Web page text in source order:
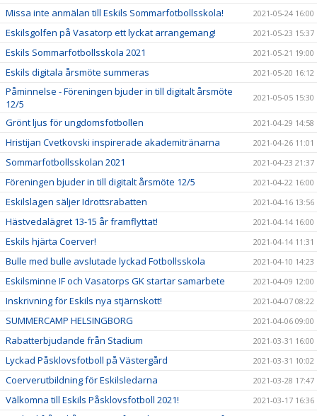
Missa inte anmälan till Eskils Sommarfotbollsskola! 2021-05-24 16:00
Eskilsgolfen på Vasatorp ett lyckat arrangemang! 2021-05-23 15:37
Eskils Sommarfotbollsskola 2021 2021-05-21 19:00
Eskils digitala årsmöte summeras 2021-05-20 16:12
Påminnelse - Föreningen bjuder in till digitalt årsmöte
12/5
2021-05-05 15:30
Grönt ljus för ungdomsfotbollen 2021-04-29 14:58
Hristijan Cvetkovski inspirerade akademitränarna 2021-04-26 11:01
Sommarfotbollsskolan 2021 2021-04-23 21:37
Föreningen bjuder in till digitalt årsmöte 12/5 2021-04-22 16:00
Eskilslagen säljer Idrottsrabatten 2021-04-16 13:56
Hästvedalägret 13-15 år framflyttat! 2021-04-14 16:00
Eskils hjärta Coerver! 2021-04-14 11:31
Bulle med bulle avslutade lyckad Fotbollsskola 2021-04-10 14:23
Eskilsminne IF och Vasatorps GK startar samarbete 2021-04-09 12:00
Inskrivning för Eskils nya stjärnskott! 2021-04-07 08:22
SUMMERCAMP HELSINGBORG 2021-04-06 09:00
Rabatterbjudande från Stadium 2021-03-31 16:00
Lyckad Påsklovsfotboll på Västergård 2021-03-31 10:02
Coerverutbildning för Eskilsledarna 2021-03-28 17:47
Välkomna till Eskils Påsklovsfotboll 2021! 2021-03-17 16:36